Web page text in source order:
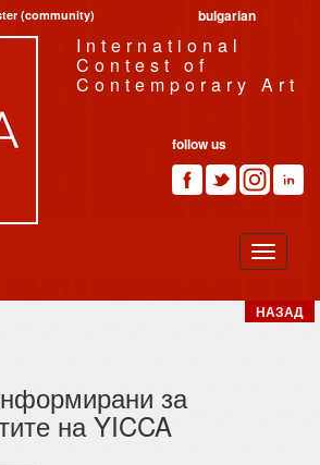
(community) bulgarian
International
Contest of
Contemporary Art
follow us
НАЗАД
за
на YICCA